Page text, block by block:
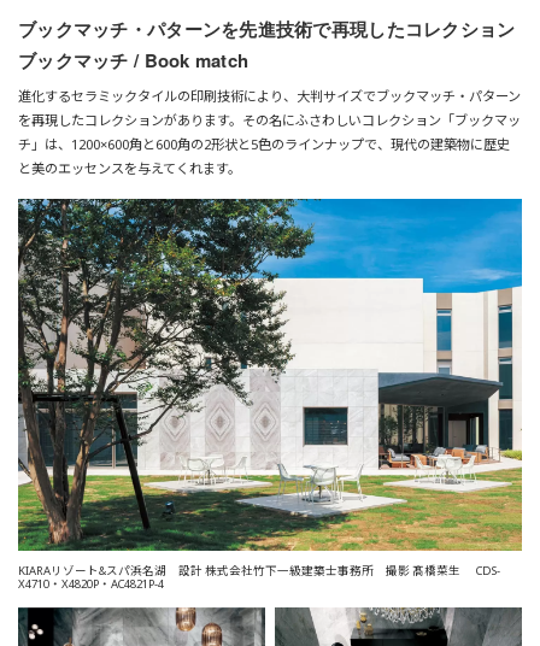
ブックマッチ・パターンを先進技術で再現したコレクション
ブックマッチ / Book match
進化するセラミックタイルの印刷技術により、大判サイズでブックマッチ・パターン
を再現したコレクションがあります。その名にふさわしいコレクション「ブックマッ
チ」は、1200×600角と600角の2形状と5色のラインナップで、現代の建築物に歴史
と美のエッセンスを与えてくれます。
KIARAリゾート&スパ浜名湖 設計 株式会社竹下一級建築士事務所 撮影 髙橋菜生
CDS-
X4710・X4820P・AC4821P-4